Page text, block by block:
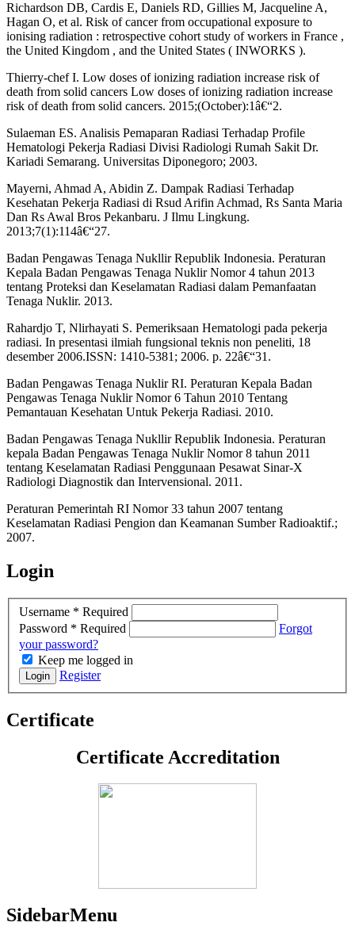
Richardson DB, Cardis E, Daniels RD, Gillies M, Jacqueline A,
Hagan O, et al. Risk of cancer from occupational exposure to
ionising radiation : retrospective cohort study of workers in France ,
the United Kingdom , and the United States ( INWORKS ).
Thierry-chef I. Low doses of ionizing radiation increase risk of
death from solid cancers Low doses of ionizing radiation increase
risk of death from solid cancers. 2015;(October):1â€“2.
Sulaeman ES. Analisis Pemaparan Radiasi Terhadap Profile
Hematologi Pekerja Radiasi Divisi Radiologi Rumah Sakit Dr.
Kariadi Semarang. Universitas Diponegoro; 2003.
Mayerni, Ahmad A, Abidin Z. Dampak Radiasi Terhadap
Kesehatan Pekerja Radiasi di Rsud Arifin Achmad, Rs Santa Maria
Dan Rs Awal Bros Pekanbaru. J Ilmu Lingkung.
2013;7(1):114â€“27.
Badan Pengawas Tenaga Nukllir Republik Indonesia. Peraturan
Kepala Badan Pengawas Tenaga Nuklir Nomor 4 tahun 2013
tentang Proteksi dan Keselamatan Radiasi dalam Pemanfaatan
Tenaga Nuklir. 2013.
Rahardjo T, Nlirhayati S. Pemeriksaan Hematologi pada pekerja
radiasi. In presentasi ilmiah fungsional teknis non peneliti, 18
desember 2006.ISSN: 1410-5381; 2006. p. 22â€“31.
Badan Pengawas Tenaga Nuklir RI. Peraturan Kepala Badan
Pengawas Tenaga Nuklir Nomor 6 Tahun 2010 Tentang
Pemantauan Kesehatan Untuk Pekerja Radiasi. 2010.
Badan Pengawas Tenaga Nukllir Republik Indonesia. Peraturan
kepala Badan Pengawas Tenaga Nuklir Nomor 8 tahun 2011
tentang Keselamatan Radiasi Penggunaan Pesawat Sinar-X
Radiologi Diagnostik dan Intervensional. 2011.
Peraturan Pemerintah RI Nomor 33 tahun 2007 tentang
Keselamatan Radiasi Pengion dan Keamanan Sumber Radioaktif.;
2007.
Login
Username * Required
Password * Required
Forgot
your password?
Keep me logged in
Login Register
Certificate
Certificate Accreditation
SidebarMenu